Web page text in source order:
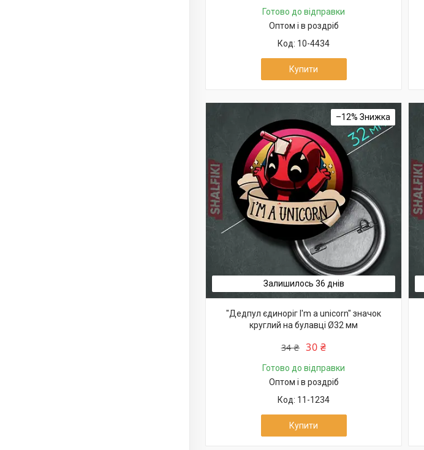
Готово до відправки
Оптом і в роздріб
10-4434
Купити
–12%
Залишилось 36 днів
"Дедпул єдиноріг I'm a unicorn" значок
круглий на булавці Ø32 мм
34 ₴ 30 ₴
Готово до відправки
Оптом і в роздріб
11-1234
Купити